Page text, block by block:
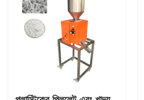
কার্টনিং মেশিন
ভরাট মেশিন